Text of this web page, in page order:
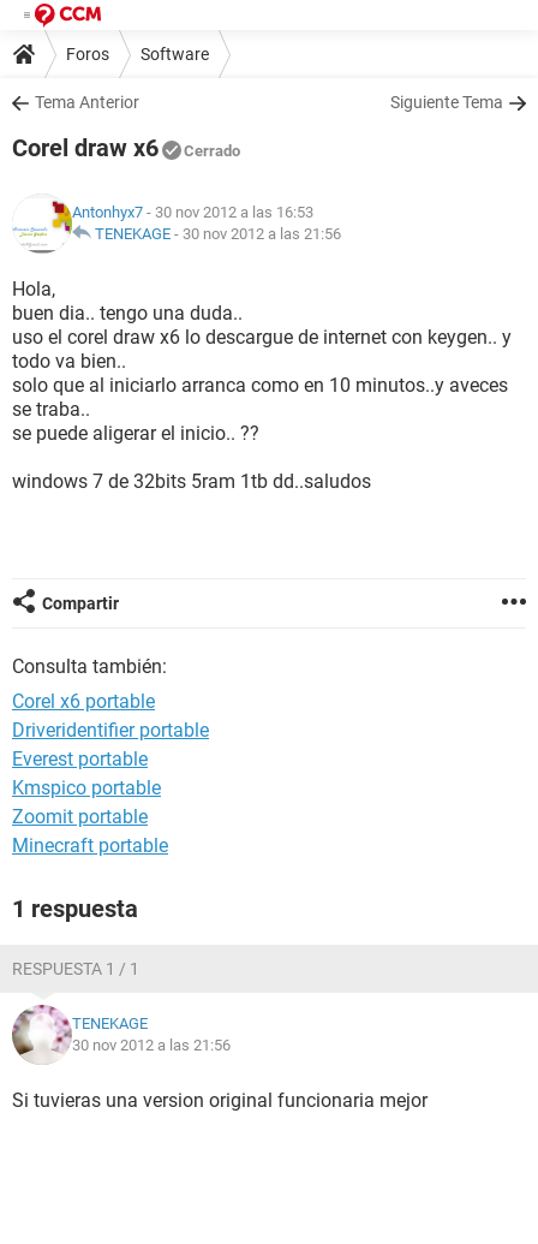
Foros Software
Tema Anterior Siguiente Tema
Corel draw x6 Cerrado
Antonhyx7 - 30 nov 2012 a las 16:53
TENEKAGE - 30 nov 2012 a las 21:56
Hola,
buen dia.. tengo una duda..
uso el corel draw x6 lo descargue de internet con keygen.. y
todo va bien..
solo que al iniciarlo arranca como en 10 minutos..y aveces
se traba..
se puede aligerar el inicio.. ??
windows 7 de 32bits 5ram 1tb dd..saludos
Compartir
Consulta también:
Corel x6 portable
Driveridentifier portable
Everest portable
Kmspico portable
Zoomit portable
Minecraft portable
1 respuesta
RESPUESTA 1 / 1
TENEKAGE
30 nov 2012 a las 21:56
Si tuvieras una version original funcionaria mejor